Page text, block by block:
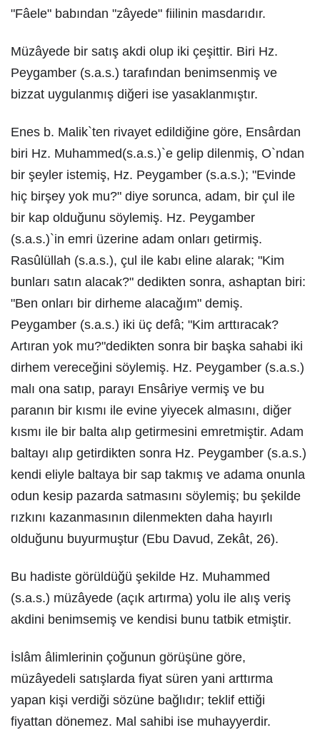
"Fâele" babından "zâyede" fiilinin masdarıdır.
Müzâyede bir satış akdi olup iki çeşittir. Biri Hz.
Peygamber (s.a.s.) tarafından benimsenmiş ve
bizzat uygulanmış diğeri ise yasaklanmıştır.
Enes b. Malik`ten rivayet edildiğine göre, Ensârdan
biri Hz. Muhammed(s.a.s.)`e gelip dilenmiş, O`ndan
bir şeyler istemiş, Hz. Peygamber (s.a.s.); "Evinde
hiç birşey yok mu?" diye sorunca, adam, bir çul ile
bir kap olduğunu söylemiş. Hz. Peygamber
(s.a.s.)`in emri üzerine adam onları getirmiş.
Rasûlüllah (s.a.s.), çul ile kabı eline alarak; "Kim
bunları satın alacak?" dedikten sonra, ashaptan biri:
"Ben onları bir dirheme alacağım" demiş.
Peygamber (s.a.s.) iki üç defâ; "Kim arttıracak?
Artıran yok mu?"dedikten sonra bir başka sahabi iki
dirhem vereceğini söylemiş. Hz. Peygamber (s.a.s.)
malı ona satıp, parayı Ensâriye vermiş ve bu
paranın bir kısmı ile evine yiyecek almasını, diğer
kısmı ile bir balta alıp getirmesini emretmiştir. Adam
baltayı alıp getirdikten sonra Hz. Peygamber (s.a.s.)
kendi eliyle baltaya bir sap takmış ve adama onunla
odun kesip pazarda satmasını söylemiş; bu şekilde
rızkını kazanmasının dilenmekten daha hayırlı
olduğunu buyurmuştur (Ebu Davud, Zekât, 26).
Bu hadiste görüldüğü şekilde Hz. Muhammed
(s.a.s.) müzâyede (açık artırma) yolu ile alış veriş
akdini benimsemiş ve kendisi bunu tatbik etmiştir.
İslâm âlimlerinin çoğunun görüşüne göre,
müzâyedeli satışlarda fiyat süren yani arttırma
yapan kişi verdiği sözüne bağlıdır; teklif ettiği
fiyattan dönemez. Mal sahibi ise muhayyerdir.